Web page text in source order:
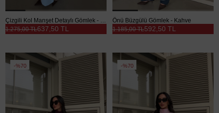
637,50 TL
1.275,00 TL
Önü Büzgülü Gömlek - Kahve
592,50 TL
1.185,00 TL
%70 %70